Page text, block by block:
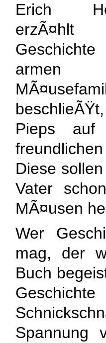
Erich
armen
Pieps
Diese
Vater
MÃ¤usen
Wer
mag, der
Buch
Spannung